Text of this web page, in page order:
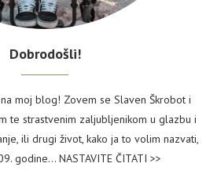
Dobrodošli!
moj blog! Zovem se Slaven Škrobot i
te strastvenim zaljubljenikom u glazbu i
ili drugi život, kako ja to volim nazvati,
godine... NASTAVITE ČITATI >>